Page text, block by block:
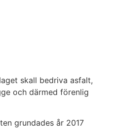
skall bedriva asfalt,
och därmed förenlig
grundades år 2017